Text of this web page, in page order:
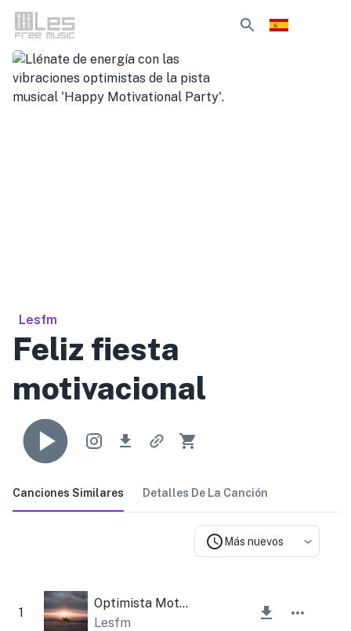
Lesfm
Feliz fiesta
motivacional
Canciones Similares Detalles De La Canción
Más nuevos
1
Optimista Motivador Inspirador Edificante Corporativo
Lesfm